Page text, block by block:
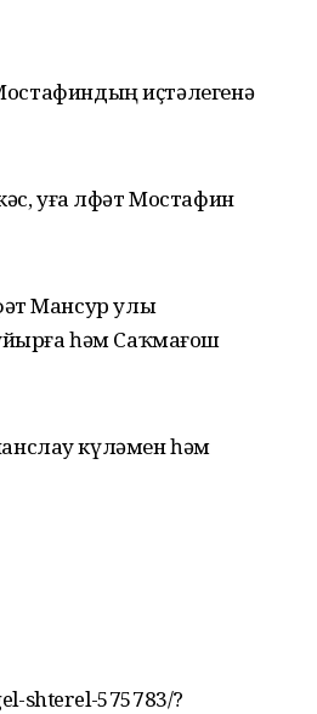
иҫтәлегенә
уға Өлфәт Мостафин
Мансур улы
һәм Саҡмағош
күләмен һәм
shterel-575783/?